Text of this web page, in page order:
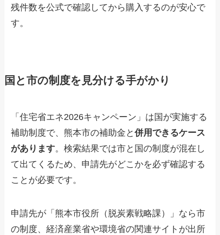
残件数を公式で確認してから購入するのが安心で
す。
国と市の制度を見分ける手がかり
「住宅省エネ2026キャンペーン」は国が実施する
補助制度で、熊本市の補助金と併用できるケース
があります。検索結果では市と国の制度が混在し
て出てくるため、申請先がどこかを必ず確認する
ことが必要です。
申請先が「熊本市役所（脱炭素戦略課）」なら市
の制度、経済産業省や環境省の関連サイトが出所